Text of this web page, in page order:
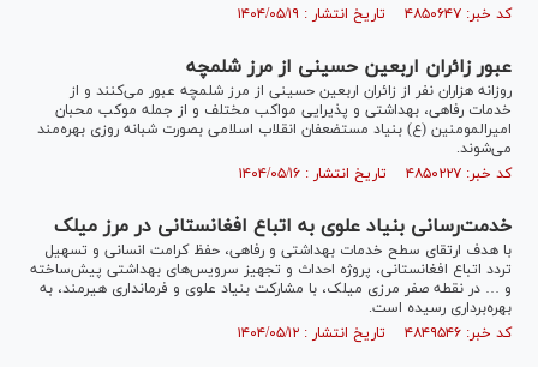
کد خبر: ۴۸۵۰۶۴۷ تاریخ انتشار : ۱۴۰۴/۰۵/۱۹
عبور زائران اربعین حسینی از مرز شلمچه
روزانه هزاران نفر از زائران اربعین حسینی از مرز شلمچه عبور می‌کنند و از
خدمات رفاهی، بهداشتی و پذیرایی مواکب مختلف و از جمله موکب محبان
امیرالمومنین (ع) بنیاد مستضعفان انقلاب اسلامی بصورت شبانه روزی بهره‌مند
می‌شوند.
کد خبر: ۴۸۵۰۲۲۷ تاریخ انتشار : ۱۴۰۴/۰۵/۱۶
خدمت‌رسانی بنیاد علوی به اتباع افغانستانی در مرز میلک
با هدف ارتقای سطح خدمات بهداشتی و رفاهی، حفظ کرامت انسانی و تسهیل
تردد اتباع افغانستانی، پروژه احداث و تجهیز سرویس‌های بهداشتی پیش‌ساخته
و … در نقطه صفر مرزی میلک، با مشارکت بنیاد علوی و فرمانداری هیرمند، به
بهره‌برداری رسیده است.
کد خبر: ۴۸۴۹۵۴۶ تاریخ انتشار : ۱۴۰۴/۰۵/۱۲